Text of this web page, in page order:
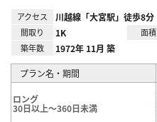
アクセス 川越線「大宮駅」徒歩8分
間取り 1K 面積
築年数 1972年 11月 築
プラン名・期間
ロング
30日以上～360日未満